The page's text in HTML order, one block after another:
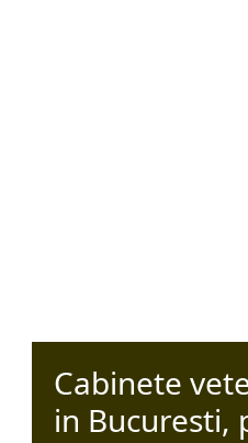
Cabinete
in Bucuresti,